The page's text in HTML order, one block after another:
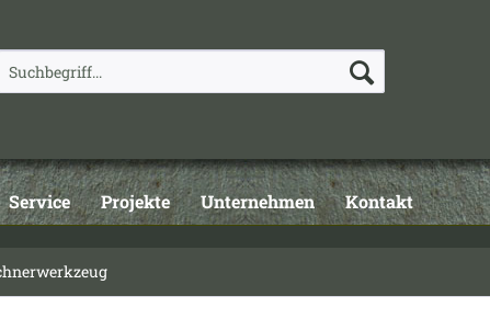
Service Projekte Unternehmen Kontakt